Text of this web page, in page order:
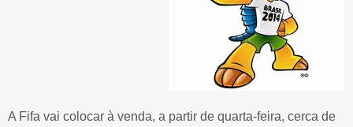
A Fifa vai colocar à venda, a partir de quarta-feira, cerca de